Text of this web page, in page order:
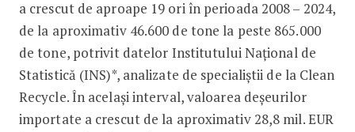
a crescut de aproape 19 ori în perioada 2008 – 2024,
de la aproximativ 46.600 de tone la peste 865.000
de tone, potrivit datelor Institutului Național de
Statistică (INS)*, analizate de specialiștii de la Clean
Recycle. În același interval, valoarea deșeurilor
importate a crescut de la aproximativ 28,8 mil. EUR